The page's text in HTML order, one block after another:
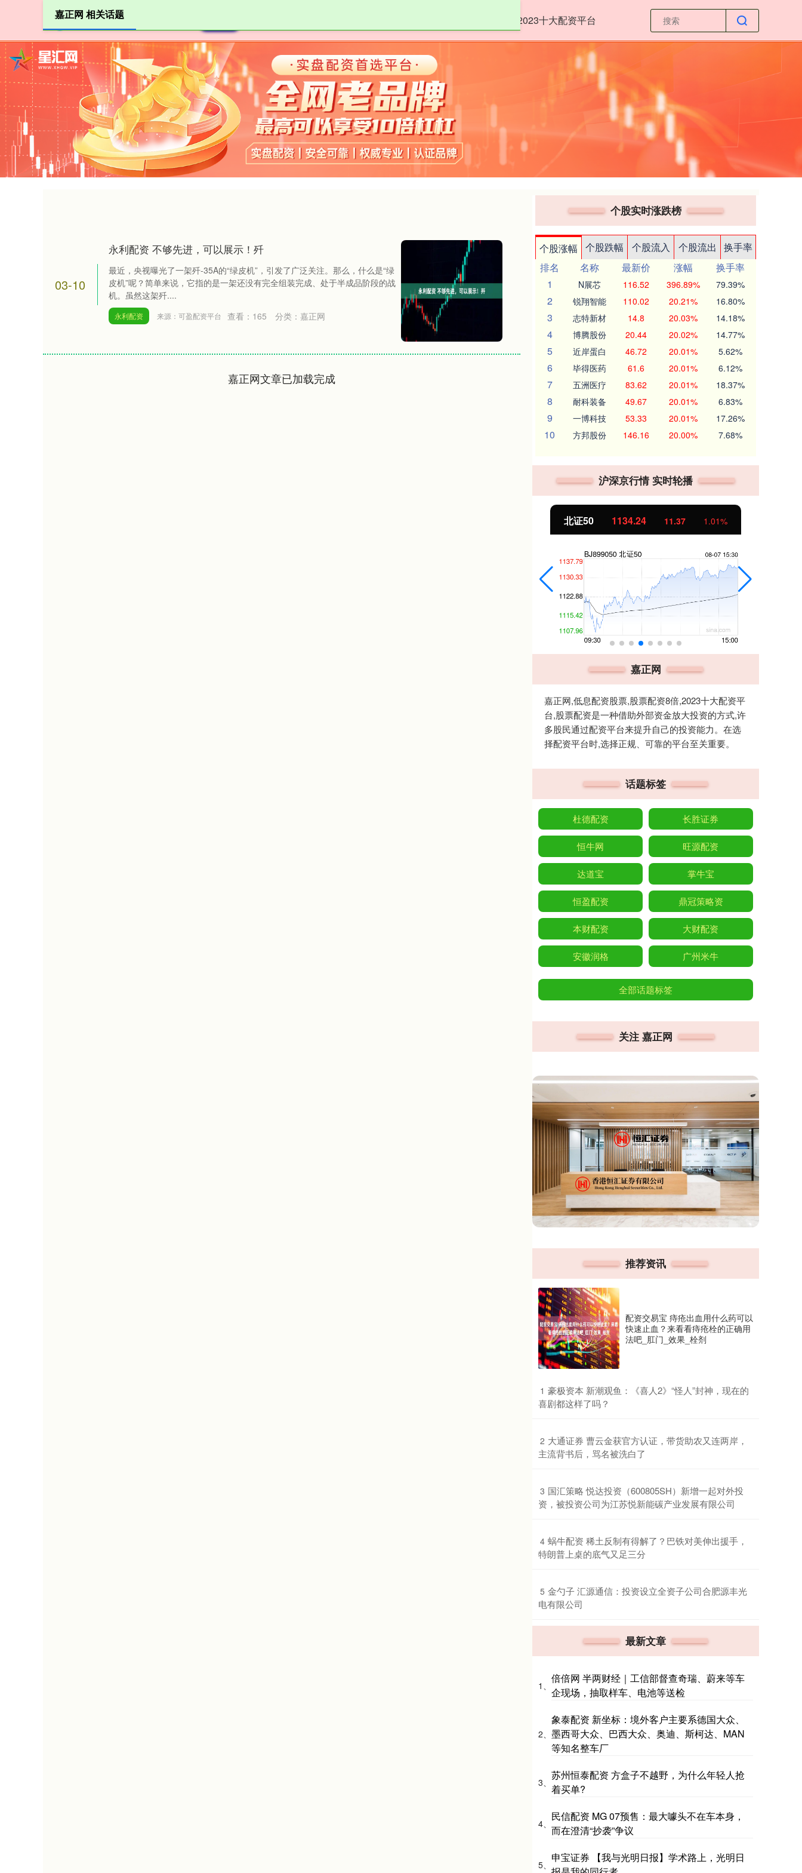
2023十大配资平台
嘉正网 相关话题
03-10
永利配资 不够先进，可以展示！歼
最近，央视曝光了一架歼-35A的“绿皮机”，引发了广泛关注。那么，什么是“绿
皮机”呢？简单来说，它指的是一架还没有完全组装完成、处于半成品阶段的战
机。虽然这架歼....
永利配资 来源：可盈配资平台 查看： 165 分类： 嘉正网
嘉正网文章已加载完成
个股实时涨跌榜
个股涨幅 个股跌幅 个股流入 个股流出
换手率
排名
名称 最新价 涨幅
换手率
1
N展芯 116.52 396.89% 79.39%
2 锐翔智能 110.02 20.21% 16.80%
3 志特新材 14.8 20.03% 14.18%
4 博腾股份 20.44 20.02% 14.77%
5 近岸蛋白 46.72 20.01% 5.62%
6 毕得医药 61.6 20.01% 6.12%
7 五洲医疗 83.62 20.01% 18.37%
8 耐科装备 49.67 20.01% 6.83%
9 一博科技 53.33 20.01% 17.26%
10 方邦股份 146.16 20.00% 7.68%
沪深京行情 实时轮播
北证50 1134.24 11.37 1.01%
嘉正网
嘉正网,低息配资股票,股票配资8倍,2023十大配资平
台,股票配资是一种借助外部资金放大投资的方式,许
多股民通过配资平台来提升自己的投资能力。在选
择配资平台时,选择正规、可靠的平台至关重要。
话题标签
杜德配资 长胜证券
恒牛网 旺源配资
达道宝 掌牛宝
恒盈配资 鼎冠策略资
本财配资 大财配资
安徽润格 广州米牛
全部话题标签
关注 嘉正网
推荐资讯
配资交易宝 痔疮出血用什么药可以
快速止血？来看看痔疮栓的正确用
法吧_肛门_效果_栓剂
1 ​豪极资本 新潮观鱼：《喜人2》“怪人”封神，现在的
喜剧都这样了吗？
2 ​大通证券 曹云金获官方认证，带货助农又连两岸，
主流背书后，骂名被洗白了
3 ​国汇策略 悦达投资（600805SH）新增一起对外投
资，被投资公司为江苏悦新能碳产业发展有限公司
4 ​蜗牛配资 稀土反制有得解了？巴铁对美伸出援手，
特朗普上桌的底气又足三分
5 ​金勺子 汇源通信：投资设立全资子公司合肥源丰光
电有限公司
最新文章
1、
倍倍网 半两财经｜工信部督查奇瑞、蔚来等车
企现场，抽取样车、电池等送检
2、
象泰配资 新坐标：境外客户主要系德国大众、
墨西哥大众、巴西大众、奥迪、斯柯达、MAN
等知名整车厂
3、
苏州恒泰配资 方盒子不越野，为什么年轻人抢
着买单?
4、
民信配资 MG 07预售：最大噱头不在车本身，
而在澄清“抄袭”争议
5、
申宝证券 【我与光明日报】学术路上，光明日